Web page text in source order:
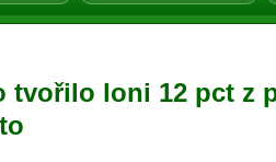
tvořilo loni 12 pct z